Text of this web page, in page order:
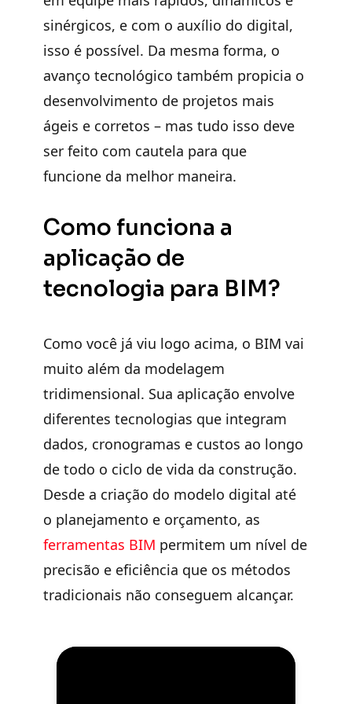
sinérgicos, e com o auxílio do digital,
isso é possível. Da mesma forma, o
avanço tecnológico também propicia o
desenvolvimento de projetos mais
ágeis e corretos – mas tudo isso deve
ser feito com cautela para que
funcione da melhor maneira.
Como funciona a
aplicação de
tecnologia para BIM?
Como você já viu logo acima, o BIM vai
muito além da modelagem
tridimensional. Sua aplicação envolve
diferentes tecnologias que integram
dados, cronogramas e custos ao longo
de todo o ciclo de vida da construção.
Desde a criação do modelo digital até
o planejamento e orçamento, as
ferramentas BIM permitem um nível de
precisão e eficiência que os métodos
tradicionais não conseguem alcançar.